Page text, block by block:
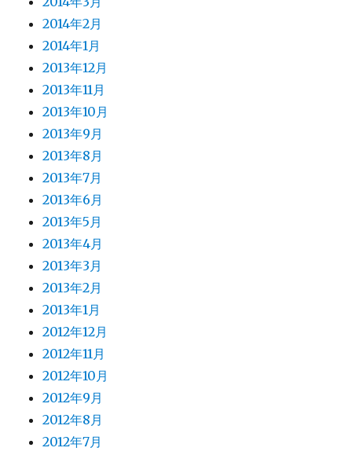
2014年2月
2014年1月
2013年12月
2013年11月
2013年10月
2013年9月
2013年8月
2013年7月
2013年6月
2013年5月
2013年4月
2013年3月
2013年2月
2013年1月
2012年12月
2012年11月
2012年10月
2012年9月
2012年8月
2012年7月